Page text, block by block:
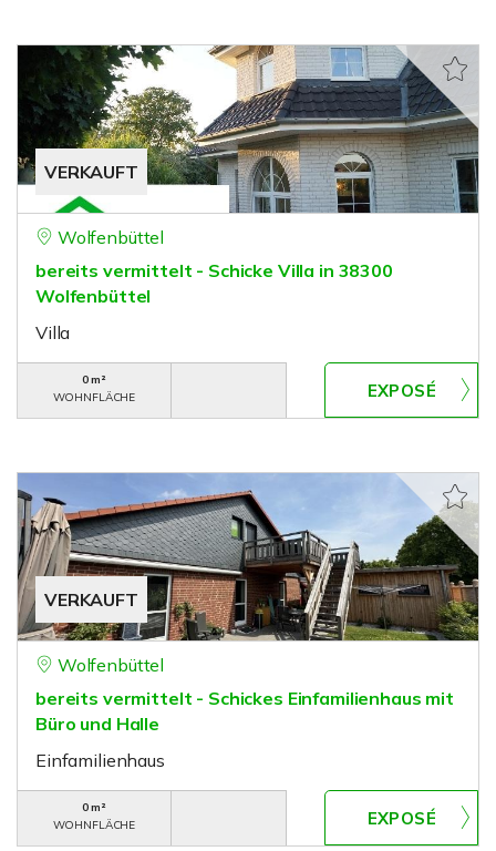
VERKAUFT
Wolfenbüttel
bereits vermittelt - Schicke Villa in 38300
Wolfenbüttel
Villa
0 m²
WOHNFLÄCHE
VERKAUFT
Wolfenbüttel
bereits vermittelt - Schickes Einfamilienhaus mit
Büro und Halle
Einfamilienhaus
0 m²
WOHNFLÄCHE